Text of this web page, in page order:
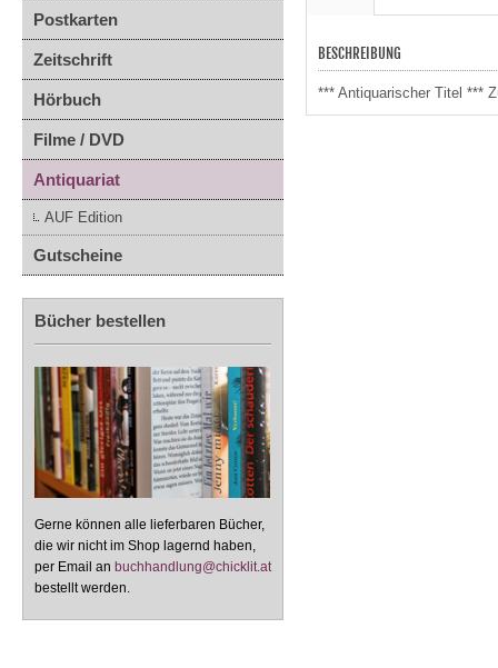
Postkarten
Zeitschrift
Hörbuch
Filme / DVD
Antiquariat
AUF Edition
Gutscheine
Bücher bestellen
Gerne können alle lieferbaren Bücher,
die wir nicht im Shop lagernd haben,
per Email an buchhandlung@chicklit.at
bestellt werden.
BESCHREIBUNG
*** Antiquarischer Titel ***